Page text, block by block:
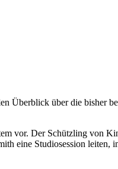
Überblick über die bisher
vor. Der Schützling von
eine Studiosession leiten,